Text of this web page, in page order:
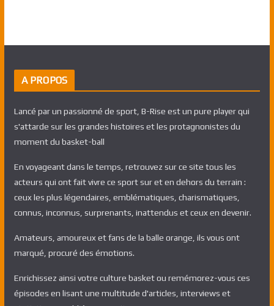
A PROPOS
Lancé par un passionné de sport, B-Rise est un pure player qui
s'attarde sur les grandes histoires et les protagnonistes du
moment du basket-ball
En voyageant dans le temps, retrouvez sur ce site tous les
acteurs qui ont fait vivre ce sport sur et en dehors du terrain :
ceux les plus légendaires, emblématiques, charismatiques,
connus, inconnus, surprenants, inattendus et ceux en devenir.
Amateurs, amoureux et fans de la balle orange, ils vous ont
marqué, procuré des émotions.
Enrichissez ainsi votre culture basket ou remémorez-vous ces
épisodes en lisant une multitude d'articles, interviews et